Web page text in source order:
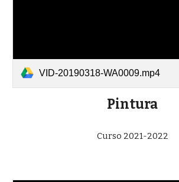
VID-20190318-WA0009.mp4
Pintura
Curso 2021-2022